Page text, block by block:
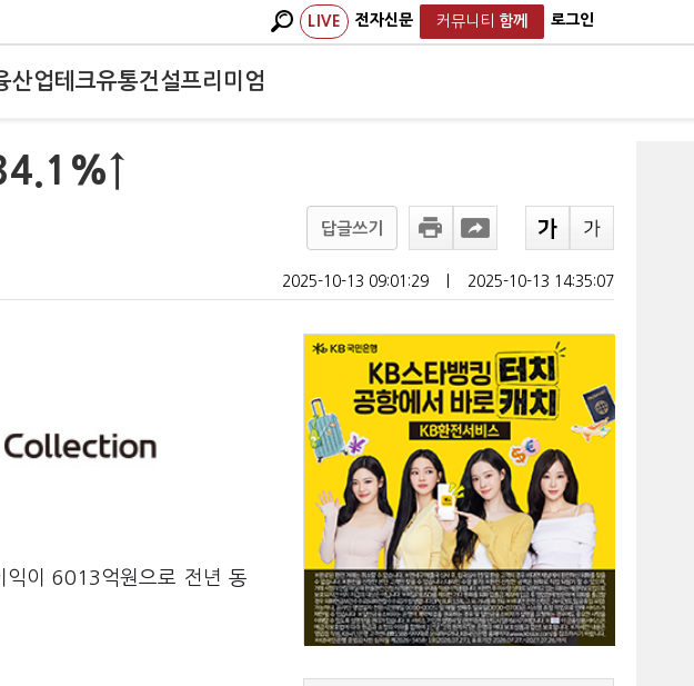
LIVE 전자신문 커뮤니티 함께 로그인
산업테크유통건설프리미엄
답글쓰기
2025-10-13 09:01:29 2025-10-13 14:35:07
이 6013억원으로 전년 동